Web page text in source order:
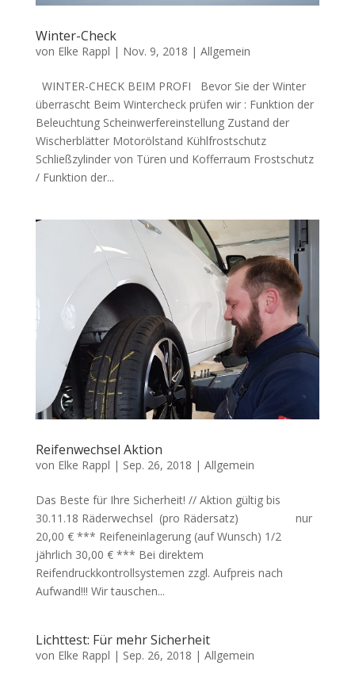
Winter-Check
von Elke Rappl | Nov. 9, 2018 | Allgemein
WINTER-CHECK BEIM PROFI Bevor Sie der Winter
überrascht Beim Wintercheck prüfen wir : Funktion der
Beleuchtung Scheinwerfereinstellung Zustand der
Wischerblätter Motorölstand Kühlfrostschutz
Schließzylinder von Türen und Kofferraum Frostschutz
/ Funktion der...
Reifenwechsel Aktion
von Elke Rappl | Sep. 26, 2018 | Allgemein
Das Beste für Ihre Sicherheit! // Aktion gültig bis
30.11.18 Räderwechsel (pro Rädersatz) nur
20,00 € *** Reifeneinlagerung (auf Wunsch) 1/2
jährlich 30,00 € *** Bei direktem
Reifendruckkontrollsystemen zzgl. Aufpreis nach
Aufwand!!! Wir tauschen...
Lichttest: Für mehr Sicherheit
von Elke Rappl | Sep. 26, 2018 | Allgemein